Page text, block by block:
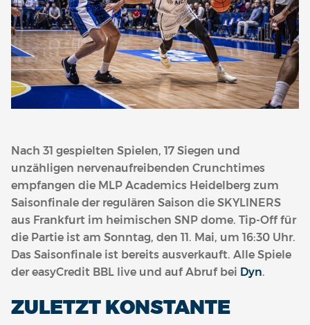
Nach 31 gespielten Spielen, 17 Siegen und
unzähligen nervenaufreibenden Crunchtimes
empfangen die MLP Academics Heidelberg zum
Saisonfinale der regulären Saison die SKYLINERS
aus Frankfurt im heimischen SNP dome. Tip-Off für
die Partie ist am Sonntag, den 11. Mai, um 16:30 Uhr.
Das Saisonfinale ist bereits ausverkauft. Alle Spiele
der easyCredit BBL live und auf Abruf bei Dyn.
ZULETZT KONSTANTE